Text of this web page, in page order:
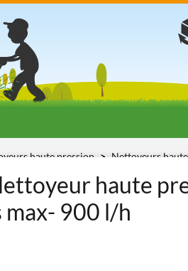
haute pression Nettoyeurs
haute
900 l/h